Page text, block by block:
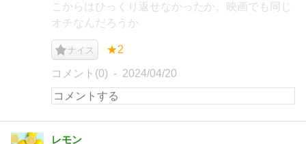
こからはひっくり返せなかったか。映画でも同じ
オチなんだろうか
ナイス ★2
コメント(0) 2024/04/20
レモン